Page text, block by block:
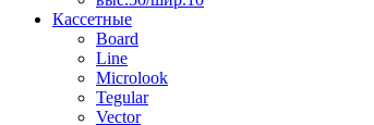
Кассетные
Board
Line
Microlook
Tegular
Vector